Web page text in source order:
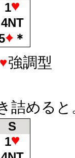
1
4NT
＊
強調型
ると
S
1